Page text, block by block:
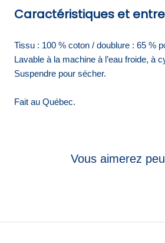
Caractéristiques et
Tissu : 100 % coton / doublure : 65 %
Lavable à la machine à l’eau froide, à
Suspendre pour sécher.
Fait au Québec.
Vous aimerez